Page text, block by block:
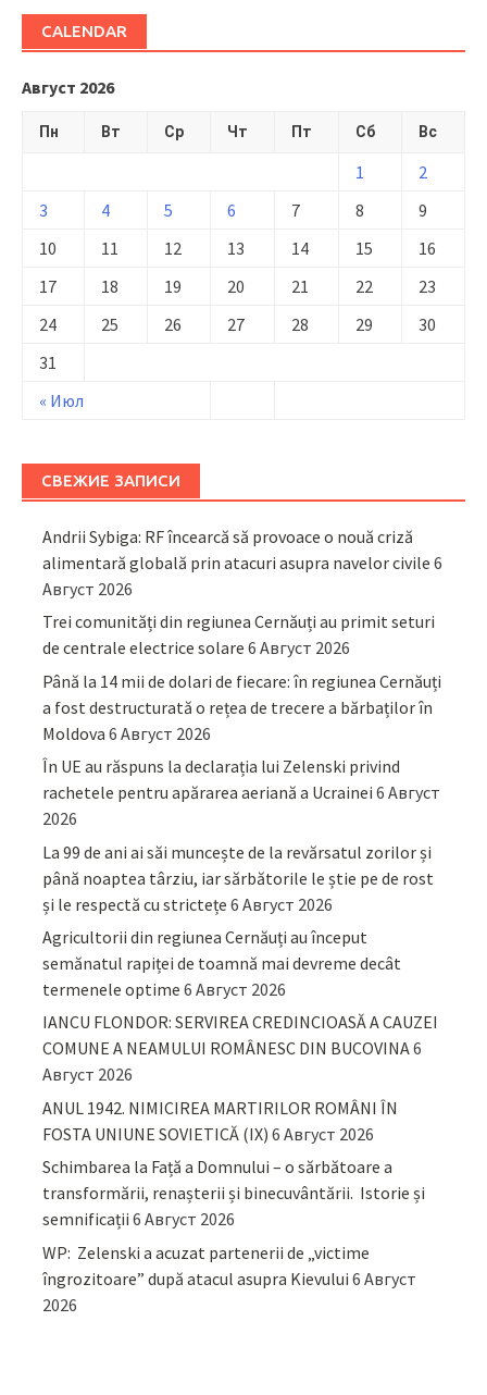
CALENDAR
Август 2026
Пн Вт Ср Чт Пт Сб Вс
« Июл
1
2
3
4 5 6 7 8
9
10
11 12 13 14 15
16
17
18 19 20 21 22
23
24
25 26 27 28 29
30
31
СВЕЖИЕ ЗАПИСИ
Andrii Sybiga: RF încearcă să provoace o nouă criză
alimentară globală prin atacuri asupra navelor civile 6
Август 2026
Trei comunități din regiunea Cernăuți au primit seturi
de centrale electrice solare 6 Август 2026
Până la 14 mii de dolari de fiecare: în regiunea Cernăuți
a fost destructurată o rețea de trecere a bărbaților în
Moldova 6 Август 2026
În UE au răspuns la declarația lui Zelenski privind
rachetele pentru apărarea aeriană a Ucrainei 6 Август
2026
La 99 de ani ai săi muncește de la revărsatul zorilor și
până noaptea târziu, iar sărbătorile le știe pe de rost
și le respectă cu strictețe 6 Август 2026
Agricultorii din regiunea Cernăuți au început
semănatul rapiței de toamnă mai devreme decât
termenele optime 6 Август 2026
IANCU FLONDOR: SERVIREA CREDINCIOASĂ A CAUZEI
COMUNE A NEAMULUI ROMÂNESC DIN BUCOVINA6
Август 2026
ANUL 1942. NIMICIREA MARTIRILOR ROMÂNI ÎN
FOSTA UNIUNE SOVIETICĂ (IX) 6 Август 2026
Schimbarea la Față a Domnului – o sărbătoare a
transformării, renașterii și binecuvântării. Istorie și
semnificații 6 Август 2026
WP: Zelenski a acuzat partenerii de „victime
îngrozitoare” după atacul asupra Kievului 6 Август
2026